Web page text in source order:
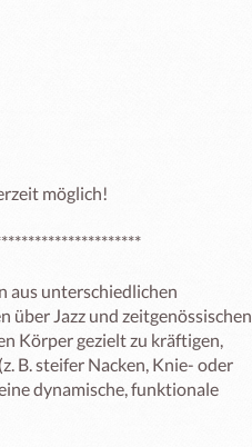
möglich!
aus unterschiedlichen
über Jazz und zeitgenössischen
Körper gezielt zu kräftigen,
B. steifer Nacken, Knie- oder
dynamische, funktionale